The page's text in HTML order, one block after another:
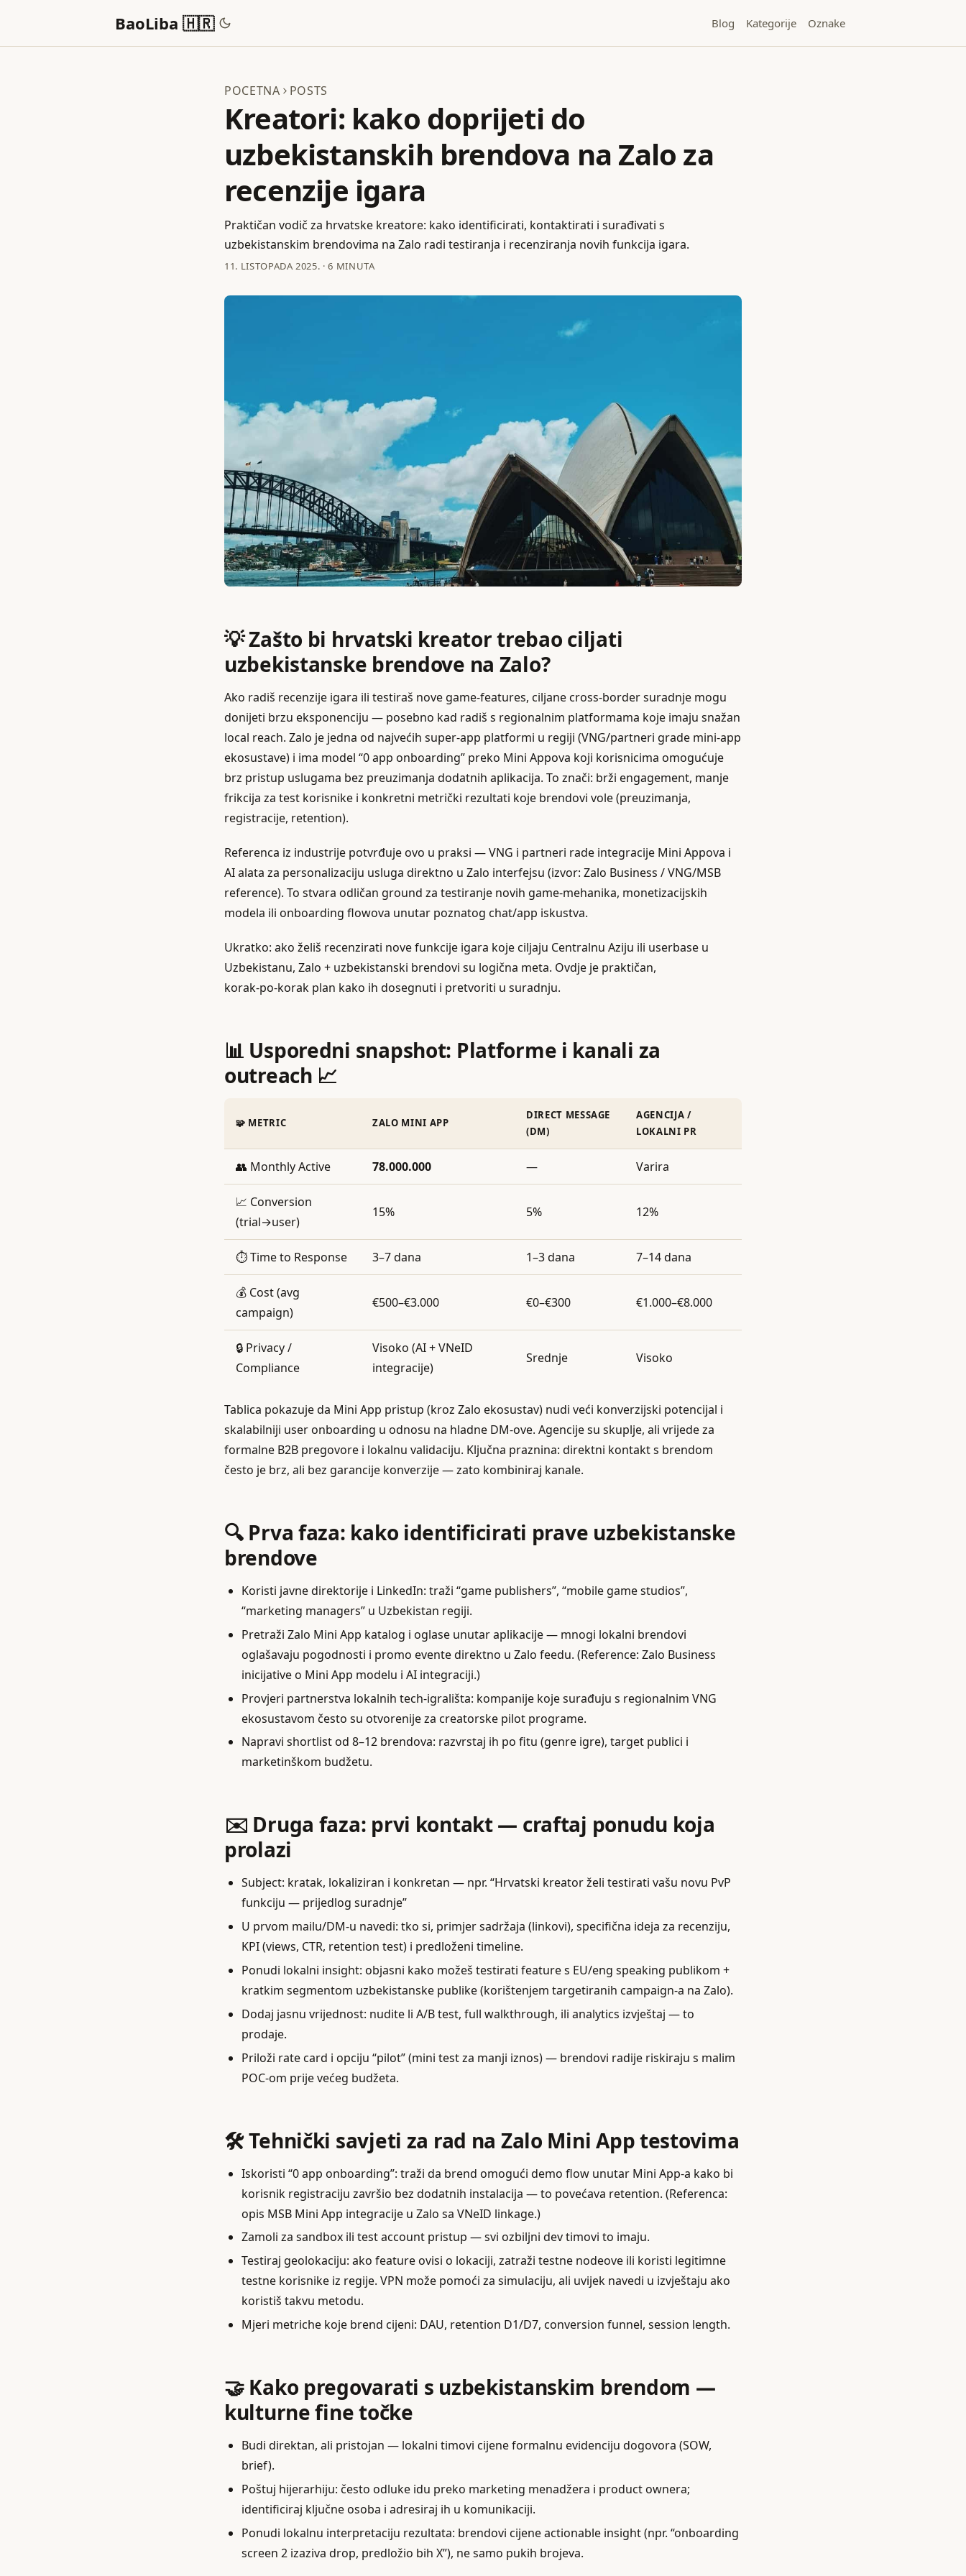
BaoLiba 🇭🇷 Blog Kategorije Oznake
POCETNA POSTS
Kreatori: kako doprijeti do
uzbekistanskih brendova na Zalo za
recenzije igara
Praktičan vodič za hrvatske kreatore: kako identificirati, kontaktirati i surađivati s
uzbekistanskim brendovima na Zalo radi testiranja i recenziranja novih funkcija igara.
11. LISTOPADA 2025. ·6 MINUTA
💡 Zašto bi hrvatski kreator trebao ciljati
uzbekistanske brendove na Zalo?
Ako radiš recenzije igara ili testiraš nove game-features, ciljane cross-border suradnje mogu
donijeti brzu eksponenciju — posebno kad radiš s regionalnim platformama koje imaju snažan
local reach. Zalo je jedna od najvećih super‑app platformi u regiji (VNG/partneri grade mini‑app
ekosustave) i ima model “0 app onboarding” preko Mini Appova koji korisnicima omogućuje
brz pristup uslugama bez preuzimanja dodatnih aplikacija. To znači: brži engagement, manje
frikcija za test korisnike i konkretni metrički rezultati koje brendovi vole (preuzimanja,
registracije, retention).
Referenca iz industrije potvrđuje ovo u praksi — VNG i partneri rade integracije Mini Appova i
AI alata za personalizaciju usluga direktno u Zalo interfejsu (izvor: Zalo Business / VNG/MSB
reference). To stvara odličan ground za testiranje novih game‑mehanika, monetizacijskih
modela ili onboarding flowova unutar poznatog chat/app iskustva.
Ukratko: ako želiš recenzirati nove funkcije igara koje ciljaju Centralnu Aziju ili userbase u
Uzbekistanu, Zalo + uzbekistanski brendovi su logična meta. Ovdje je praktičan,
korak‑po‑korak plan kako ih dosegnuti i pretvoriti u suradnju.
📊 Usporedni snapshot: Platforme i kanali za
outreach 📈
🧩 METRIC ZALO MINI APP
DIRECT MESSAGE
(DM)
AGENCIJA /
LOKALNI PR
👥 Monthly Active 78.000.000 — Varira
📈 Conversion
(trial→user)
15% 5% 12%
⏱️ Time to Response 3–7 dana 1–3 dana 7–14 dana
💰 Cost (avg
campaign)
€500–€3.000 €0–€300 €1.000–€8.000
🔒 Privacy /
Compliance
Visoko (AI + VNeID
integracije)
Srednje Visoko
Tablica pokazuje da Mini App pristup (kroz Zalo ekosustav) nudi veći konverzijski potencijal i
skalabilniji user onboarding u odnosu na hladne DM-ove. Agencije su skuplje, ali vrijede za
formalne B2B pregovore i lokalnu validaciju. Ključna praznina: direktni kontakt s brendom
često je brz, ali bez garancije konverzije — zato kombiniraj kanale.
🔍 Prva faza: kako identificirati prave uzbekistanske
brendove
Koristi javne direktorije i LinkedIn: traži “game publishers”, “mobile game studios”,
“marketing managers” u Uzbekistan regiji.
Pretraži Zalo Mini App katalog i oglase unutar aplikacije — mnogi lokalni brendovi
oglašavaju pogodnosti i promo evente direktno u Zalo feedu. (Reference: Zalo Business
inicijative o Mini App modelu i AI integraciji.)
Provjeri partnerstva lokalnih tech‑igrališta: kompanije koje surađuju s regionalnim VNG
ekosustavom često su otvorenije za creatorske pilot programe.
Napravi shortlist od 8–12 brendova: razvrstaj ih po fitu (genre igre), target publici i
marketinškom budžetu.
✉️ Druga faza: prvi kontakt — craftaj ponudu koja
prolazi
Subject: kratak, lokaliziran i konkretan — npr. “Hrvatski kreator želi testirati vašu novu PvP
funkciju — prijedlog suradnje”
U prvom mailu/DM-u navedi: tko si, primjer sadržaja (linkovi), specifična ideja za recenziju,
KPI (views, CTR, retention test) i predloženi timeline.
Ponudi lokalni insight: objasni kako možeš testirati feature s EU/eng speaking publikom +
kratkim segmentom uzbekistanske publike (korištenjem targetiranih campaign‑a na Zalo).
Dodaj jasnu vrijednost: nudite li A/B test, full walkthrough, ili analytics izvještaj — to
prodaje.
Priloži rate card i opciju “pilot” (mini test za manji iznos) — brendovi radije riskiraju s malim
POC-om prije većeg budžeta.
🛠️ Tehnički savjeti za rad na Zalo Mini App testovima
Iskoristi “0 app onboarding”: traži da brend omogući demo flow unutar Mini App‑a kako bi
korisnik registraciju završio bez dodatnih instalacija — to povećava retention. (Referenca:
opis MSB Mini App integracije u Zalo sa VNeID linkage.)
Zamoli za sandbox ili test account pristup — svi ozbiljni dev timovi to imaju.
Testiraj geolokaciju: ako feature ovisi o lokaciji, zatraži testne nodeove ili koristi legitimne
testne korisnike iz regije. VPN može pomoći za simulaciju, ali uvijek navedi u izvještaju ako
koristiš takvu metodu.
Mjeri metriche koje brend cijeni: DAU, retention D1/D7, conversion funnel, session length.
🤝 Kako pregovarati s uzbekistanskim brendom —
kulturne fine točke
Budi direktan, ali pristojan — lokalni timovi cijene formalnu evidenciju dogovora (SOW,
brief).
Poštuj hijerarhiju: često odluke idu preko marketing menadžera i product ownera;
identificiraj ključne osoba i adresiraj ih u komunikaciji.
Ponudi lokalnu interpretaciju rezultata: brendovi cijene actionable insight (npr. “onboarding
screen 2 izaziva drop, predložio bih X”), ne samo pukih brojeva.